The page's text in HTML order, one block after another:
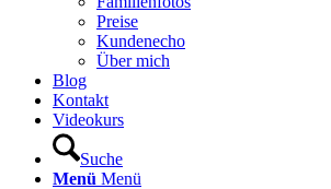
Preise
Kundenecho
Über mich
Blog
Kontakt
Videokurs
Suche
Menü Menü